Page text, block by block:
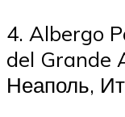
4. Albergo
del Grande
Неаполь,